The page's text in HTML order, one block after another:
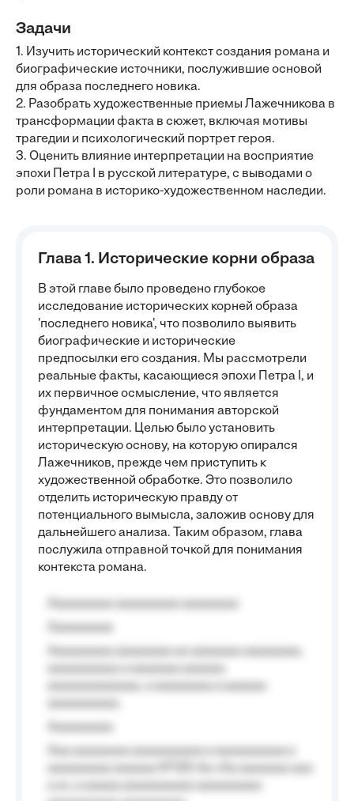
Задачи
1. Изучить исторический контекст создания романа и
биографические источники, послужившие основой
для образа последнего новика.
2. Разобрать художественные приемы Лажечникова в
трансформации факта в сюжет, включая мотивы
трагедии и психологический портрет героя.
3. Оценить влияние интерпретации на восприятие
эпохи Петра I в русской литературе, с выводами о
роли романа в историко-художественном наследии.
Глава 1. Исторические корни образа
В этой главе было проведено глубокое
исследование исторических корней образа
'последнего новика', что позволило выявить
биографические и исторические
предпосылки его создания. Мы рассмотрели
реальные факты, касающиеся эпохи Петра I, и
их первичное осмысление, что является
фундаментом для понимания авторской
интерпретации. Целью было установить
историческую основу, на которую опирался
Лажечников, прежде чем приступить к
художественной обработке. Это позволило
отделить историческую правду от
потенциального вымысла, заложив основу для
дальнейшего анализа. Таким образом, глава
послужила отправной точкой для понимания
контекста романа.